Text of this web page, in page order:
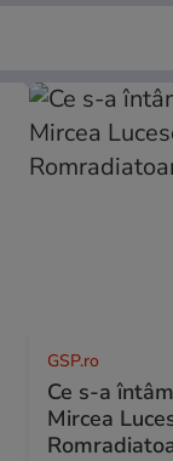
GSP.ro
Ce s-a
Mircea